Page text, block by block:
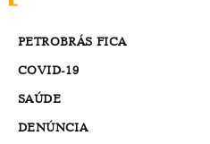
PETROBRÁS FICA
COVID-19
SAÚDE
DENÚNCIA